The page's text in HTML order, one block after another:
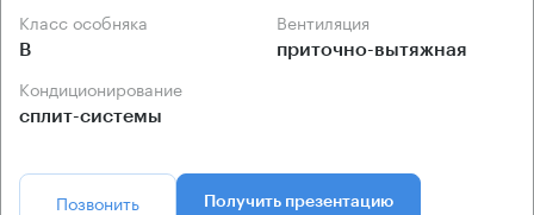
Класс особняка
B
Вентиляция
приточно-вытяжная
Кондиционирование
сплит-системы
Позвонить Получить презентацию